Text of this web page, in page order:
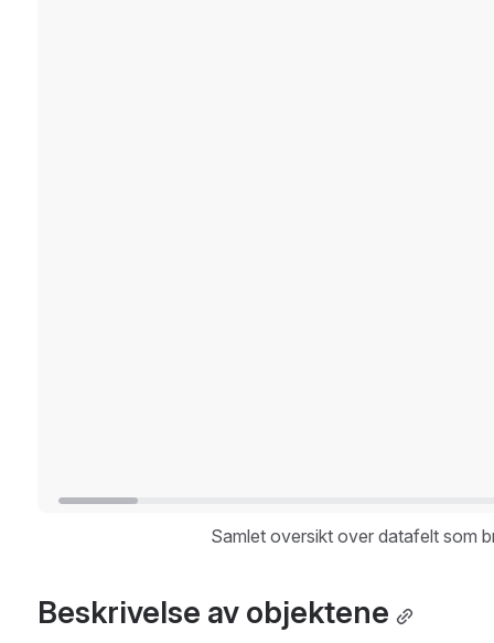
Samlet oversikt over datafelt som
Beskrivelse av objektene